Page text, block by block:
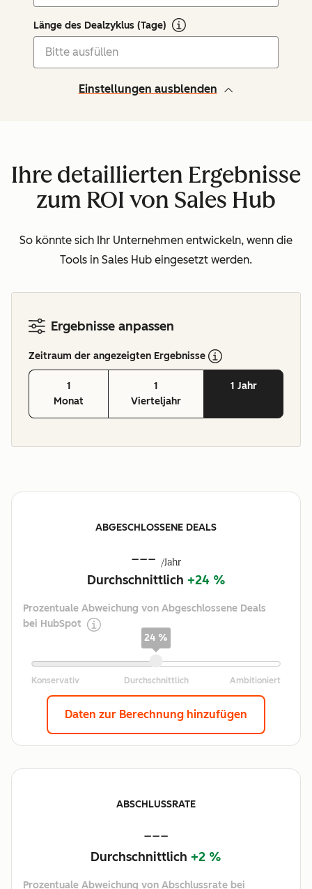
Länge des Dealzyklus (Tage)
Einstellungen ausblenden
Ihre detaillierten Ergebnisse
zum ROI von Sales Hub
So könnte sich Ihr Unternehmen entwickeln, wenn die
Tools in Sales Hub eingesetzt werden.
Ergebnisse anpassen
Zeitraum der angezeigten Ergebnisse
1
Monat
1
Vierteljahr
1 Jahr
ABGESCHLOSSENE DEALS
--- /Jahr
Durchschnittlich +24 %
Prozentuale Abweichung von Abgeschlossene Deals
bei HubSpot
24 %
Daten zur Berechnung hinzufügen
ABSCHLUSSRATE
---
Durchschnittlich +2 %
Prozentuale Abweichung von Abschlussrate bei